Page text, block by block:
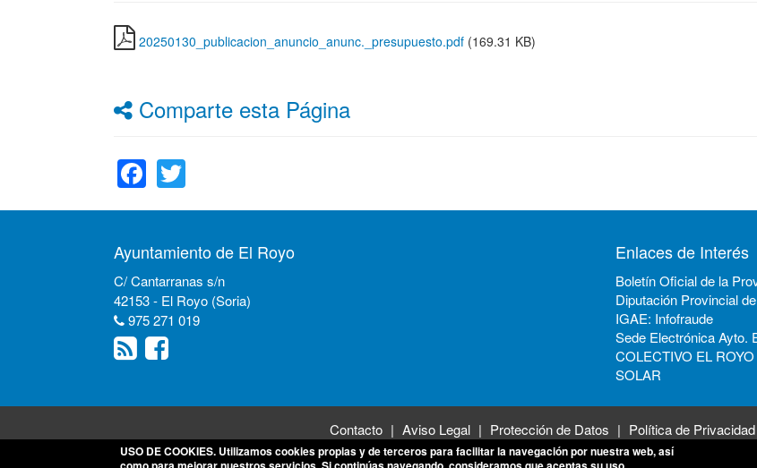
20250130_publicacion_anuncio_anunc._presupuesto.pdf (169.31 KB)
Comparte esta Página
Facebook
Ayuntamiento de El Royo
C/ Cantarranas s/n
42153 - El Royo (Soria)
975 271 019
Enlaces de Interés
Boletín Oficial de la
Diputación Provincial
IGAE: Infofraude
Sede Electrónica Ayto.
COLECTIVO EL
SOLAR
Contacto Aviso Legal Protección de Datos Política de Privacidad
USO DE COOKIES. Utilizamos cookies propias y de terceros para facilitar la navegación por nuestra web, así